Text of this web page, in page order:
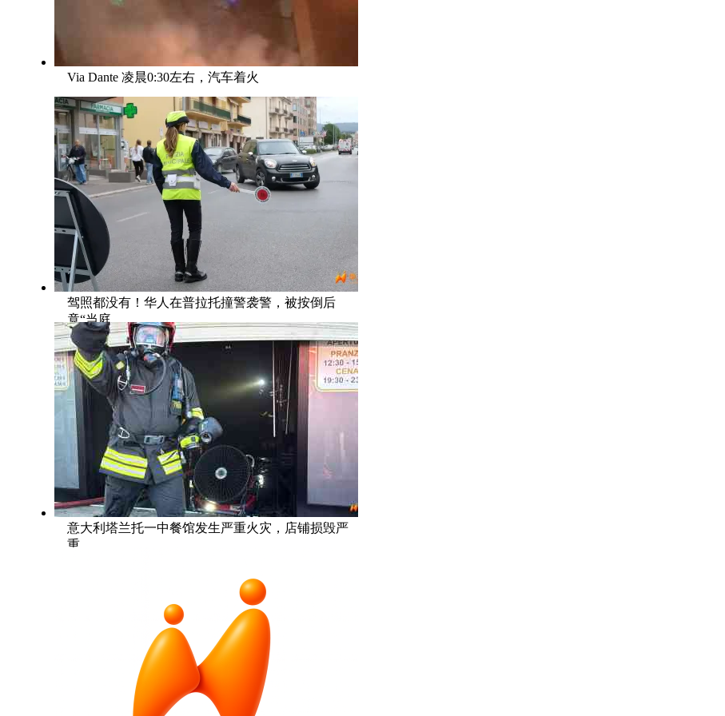
Via Dante 凌晨0:30左右，汽车着火
驾照都没有！华人在普拉托撞警袭警，被按倒后
竟“当庭
意大利塔兰托一中餐馆发生严重火灾，店铺损毁严
重